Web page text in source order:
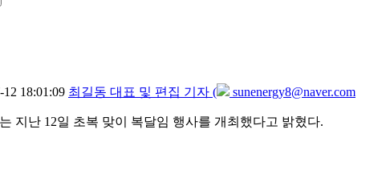
18:01:09 최길동 대표 및 편집 기자 ( sunenergy8@naver.com
지난 12일 초복 맞이 복달임 행사를 개최했다고 밝혔다.